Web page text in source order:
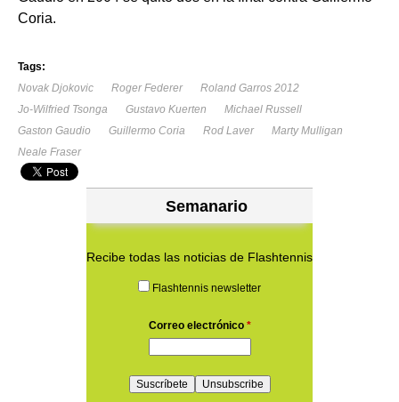
Coria.
Tags:
Novak Djokovic
Roger Federer
Roland Garros 2012
Jo-Wilfried Tsonga
Gustavo Kuerten
Michael Russell
Gaston Gaudio
Guillermo Coria Rod Laver
Marty Mulligan
Neale Fraser
Semanario
Recibe todas las noticias de Flashtennis
Flashtennis newsletter
Correo electrónico *